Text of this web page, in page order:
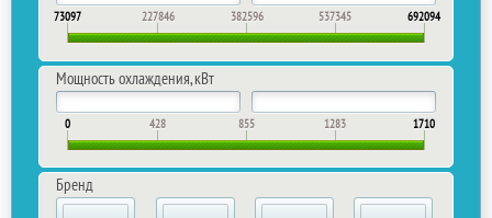
73097 227846 382596 537345 692094
Мощность охлаждения, кВт
0 428 855 1283 1710
Бренд